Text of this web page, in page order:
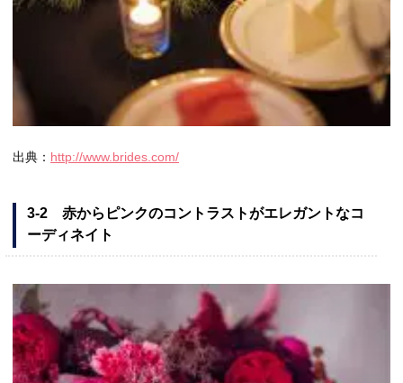
出典： http://www.brides.com/
3-2 赤からピンクのコントラストがエレガントなコ
ーディネイト